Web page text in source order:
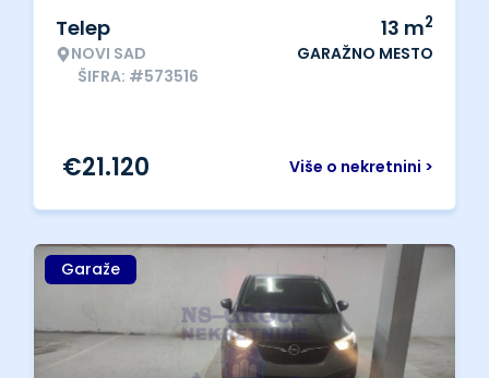
Telep
NOVI SAD
ŠIFRA: #573516
13 m2
GARAŽNO MESTO
Više o nekretnini >
€21.120
Garaže